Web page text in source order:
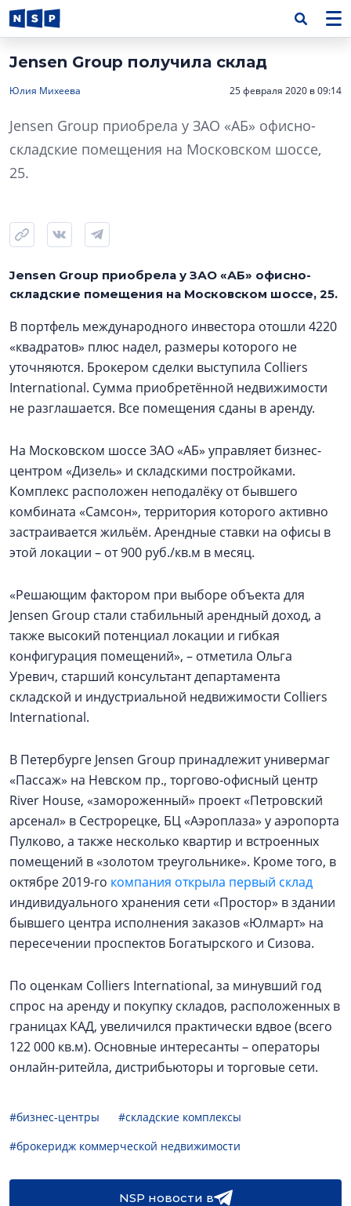
Jensen Group получила склад
Юлия Михеева 25 февраля 2020 в 09:14
Jensen Group приобрела у ЗАО «АБ» офисно-
складские помещения на Московском шоссе,
25.
Jensen Group приобрела у ЗАО «АБ» офисно-
складские помещения на Московском шоссе, 25.
В портфель международного инвестора отошли 4220
«квадратов» плюс надел, размеры которого не
уточняются. Брокером сделки выступила Colliers
International. Сумма приобретённой недвижимости
не разглашается. Все помещения сданы в аренду.
На Московском шоссе ЗАО «АБ» управляет бизнес-
центром «Дизель» и складскими постройками.
Комплекс расположен неподалёку от бывшего
комбината «Самсон», территория которого активно
застраивается жильём. Арендные ставки на офисы в
этой локации – от 900 руб./кв.м в месяц.
«Решающим фактором при выборе объекта для
Jensen Group стали стабильный арендный доход, а
также высокий потенциал локации и гибкая
конфигурация помещений», – отметила Ольга
Уревич, старший консультант департамента
складской и индустриальной недвижимости Colliers
International.
В Петербурге Jensen Group принадлежит универмаг
«Пассаж» на Невском пр., торгово-офисный центр
River House, «замороженный» проект «Петровский
арсенал» в Сестрорецке, БЦ «Аэроплаза» у аэропорта
Пулково, а также несколько квартир и встроенных
помещений в «золотом треугольнике». Кроме того, в
октябре 2019-го компания открыла первый склад
индивидуального хранения сети «Простор» в здании
бывшего центра исполнения заказов «Юлмарт» на
пересечении проспектов Богатырского и Сизова.
По оценкам Colliers International, за минувший год
спрос на аренду и покупку складов, расположенных в
границах КАД, увеличился практически вдвое (всего
122 000 кв.м). Основные интересанты – операторы
онлайн-ритейла, дистрибьюторы и торговые сети.
#бизнес-центры
#складские комплексы
#брокеридж коммерческой недвижимости
NSP новости в